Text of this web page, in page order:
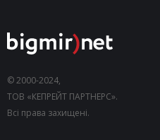
© 2000-2024,
ТОВ «КЕПРЕЙТ ПАРТНЕРС».
Всі права захищені.